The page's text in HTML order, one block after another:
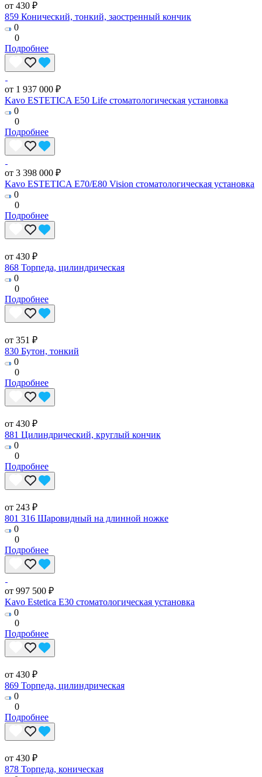
от 430 ₽
859 Конический, тонкий, заостренный кончик
0
0
Подробнее
от 1 937 000 ₽
Kavo ESTETICA E50 Life стоматологическая установка
0
0
Подробнее
от 3 398 000 ₽
Kavo ESTETICA E70/E80 Vision стоматологическая установка
0
0
Подробнее
от 430 ₽
868 Торпеда, цилиндрическая
0
0
Подробнее
от 351 ₽
830 Бутон, тонкий
0
0
Подробнее
от 430 ₽
881 Цилиндрический, круглый кончик
0
0
Подробнее
от 243 ₽
801 316 Шаровидный на длинной ножке
0
0
Подробнее
от 997 500 ₽
Kavo Estetica E30 стоматологическая установка
0
0
Подробнее
от 430 ₽
869 Торпеда, цилиндрическая
0
0
Подробнее
от 430 ₽
878 Торпеда, коническая